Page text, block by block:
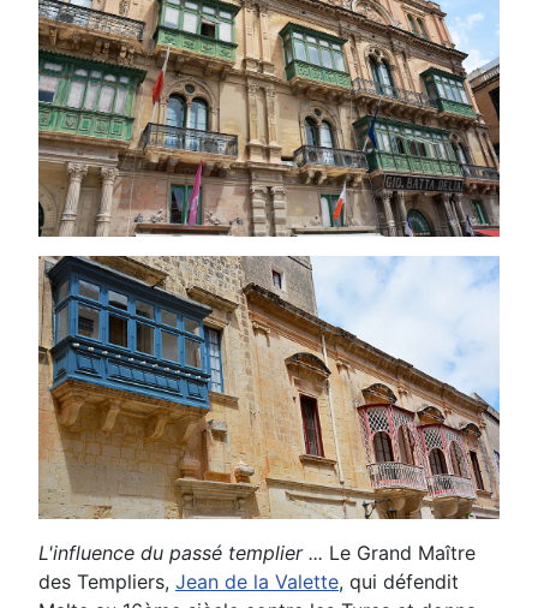
L'influence du passé templier ... Le Grand Maître
des Templiers, Jean de la Valette, qui défendit